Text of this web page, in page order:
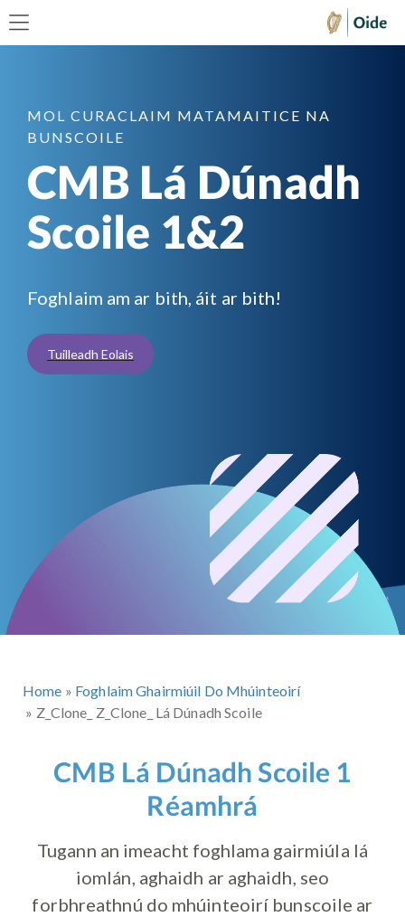
MOL CURACLAIM MATAMAITICE NA
BUNSCOILE
CMB Lá Dúnadh
Scoile 1&2
Foghlaim am ar bith, áit ar bith!
Tuilleadh Eolais
Home
Foghlaim Ghairmiúil Do Mhúinteoirí
Z_Clone_ Z_Clone_ Lá Dúnadh Scoile
CMB Lá Dúnadh Scoile 1
Réamhrá
Tugann an imeacht foghlama gairmiúla lá
iomlán, aghaidh ar aghaidh, seo
forbhreathnú do mhúinteoirí bunscoile ar